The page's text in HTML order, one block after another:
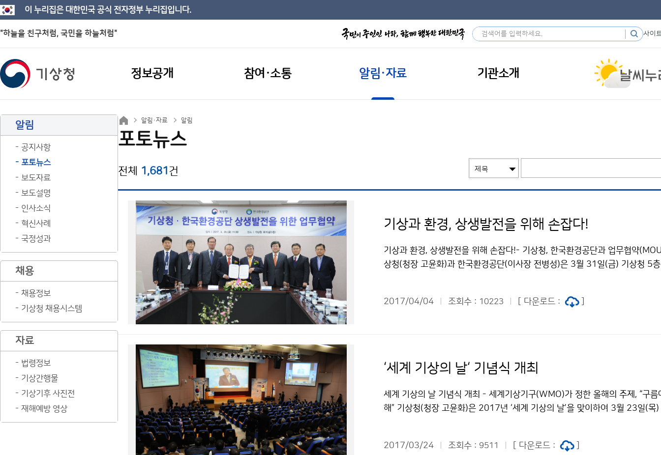
이 누리집은 대한민국 공식 전자정부 누리집입니다.
"하늘을 친구처럼, 국민을 하늘처럼" 사이
정보공개 참여·소통 알림·자료 기관소개
알림
공지사항
포토뉴스
보도자료
보도설명
인사소식
혁신사례
국정성과
채용
채용정보
기상청 채용시스템
자료
법령정보
기상간행물
기상기후 사진전
재해예방 영상
알림·자료 알림
포토뉴스
전체 1,681건
기상과 환경, 상생발전을 위해 손잡다!
기상과 환경, 상생발전을 위해 손잡다!- 기상청, 한국환경공단과 업무협약
상청(청장 고윤화)과 한국환경공단(이사장 전병성)은 3월 31일(금) 기상청 5
2017/04/04
조회수 : 10223 [ 다운로드 :
‘세계 기상의 날‘ 기념식 개최
세계 기상의 날 기념식 개최 - 세계기상기구(WMO)가 정한 올해의 주제, “구름
해” 기상청(청장 고윤화)은 2017년 ‘세계 기상의 날’을 맞이하여 3월 23일(목
△구름 주제 강연 △ 기상기후 사진 전시회 등 다양한 행사를 진행했습니다.
2017/03/24 조회수 : 9511 [ 다운로드 :